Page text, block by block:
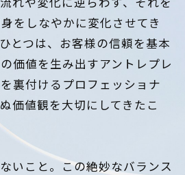
をしなやかに変化させてき
とつは、お客様の信頼を基本
価値を生み出すアントレプレ
裏付けるプロフェッショナ
価値観を大切にしてきたこ
いこと。この絶妙なバランス